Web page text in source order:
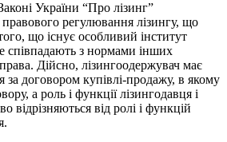
України “Про лізинг”
правового регулювання лізингу, що
що існує особливий інститут
співпадають з нормами інших
Дійсно, лізингоодержувач має
за договором купівлі-продажу, в якому
а роль і функції лізингодавця і
відрізняються від ролі і функцій